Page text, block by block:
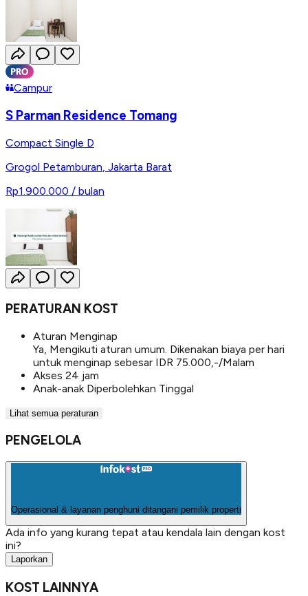
Campur
S Parman Residence Tomang
Compact Single D
Grogol Petamburan Jakarta Barat
Rp1.900.000 / bulan
PERATURAN KOST
Aturan Menginap
Ya, Mengikuti aturan umum. Dikenakan biaya per hari
untuk menginap sebesar IDR 75.000,-/Malam
Akses 24 jam
Anak-anak Diperbolehkan Tinggal
Lihat semua peraturan
PENGELOLA
Operasional & layanan penghuni ditangani pemilik properti
Ada info yang kurang tepat atau kendala lain dengan kost
ini?
Laporkan
KOST LAINNYA